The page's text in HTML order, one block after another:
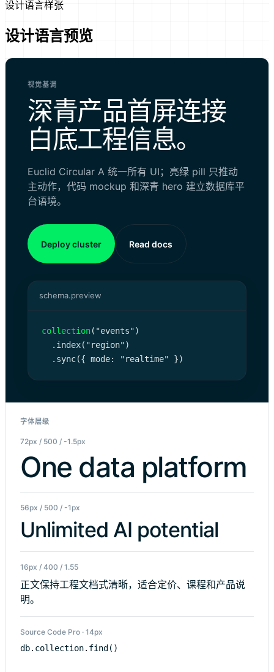
设计语言样张
设计语言预览
视觉基调
深青产品首屏连接
白底工程信息。
Euclid Circular A 统一所有 UI；亮绿 pill 只推动
主动作，代码 mockup 和深青 hero 建立数据库平
台语境。
Deploy cluster Read docs
schema.preview
collection("events")
  .sync({ mode: "realtime" })
字体层级
72px / 500 / -1.5px
One data platform
56px / 500 / -1px
Unlimited AI potential
16px / 400 / 1.55
正文保持工程文档式清晰，适合定价、课程和产品说
明。
Source Code Pro · 14px
db.collection.find()